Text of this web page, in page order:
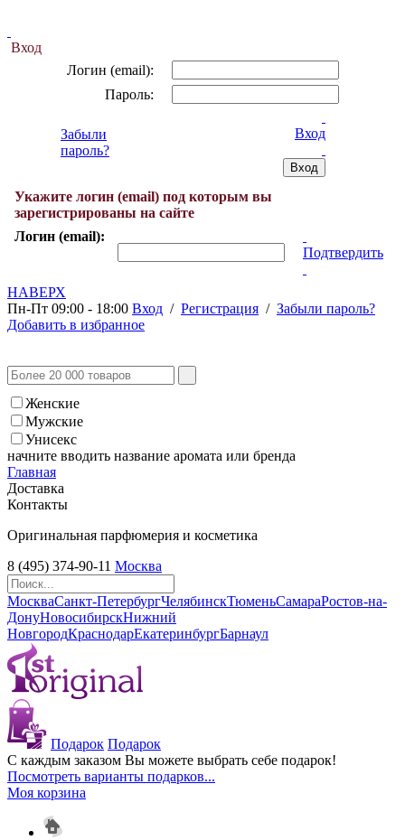
Вход
Логин (email):
Пароль:
Забыли
пароль?
Вход
Укажите логин (email) под которым вы
зарегистрированы на сайте
Логин (email):
Подтвердить
НАВЕРХ
Пн-Пт 09:00 - 18:00 Вход / Регистрация / Забыли пароль?
Добавить в избранное
Женские
Мужские
Унисекс
начните вводить название аромата или бренда
Главная
Доставка
Контакты
Оригинальная парфюмерия и косметика
8 (495) 374-90-11 Москва
МоскваСанкт-ПетербургЧелябинскТюменьСамараРостов-на-
ДонуНовосибирскНижний
НовгородКраснодарЕкатеринбургБарнаул
Подарок Подарок
С каждым заказом Вы можете выбрать себе подарок!
Посмотреть варианты подарков...
Моя корзина